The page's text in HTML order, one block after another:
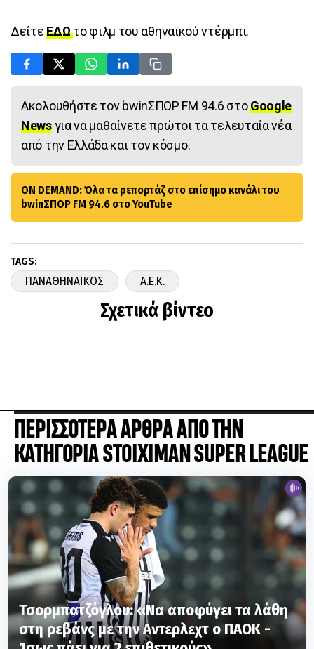
ΔείτεΕΔΩτο φιλμ του αθηναϊκού ντέρμπι.
Ακολουθήστε τον bwinΣΠΟΡ FM 94.6 στοGoogle
Newsγια να μαθαίνετε πρώτοι τα τελευταία νέα
από την Ελλάδα και τον κόσμο.
ON DEMAND: Όλα τα ρεπορτάζ στο επίσημο κανάλι του
bwinΣΠΟΡ FM 94.6 στο YouTube
TAGS:
ΠΑΝΑΘΗΝΑΪΚΟΣ A.E.K.
Σχετικά βίντεο
ΚΑΤΗΓΟΡΙΑ STOIXIMAN SUPER LEAGUE
Τσορμπατζόγλου: «Να αποφύγει τα λάθη
στη ρεβάνς με την Αντερλεχτ ο ΠΑΟΚ -
Ίσως πάει για 2 επιθετικούς»
STOIXIMAN SUPER LEAGUE 08.08.26 | 14:57